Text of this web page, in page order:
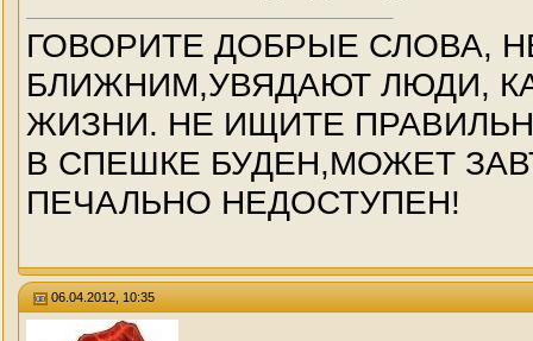
ГОВОРИТЕ ДОБРЫЕ СЛОВА,
БЛИЖНИМ,УВЯДАЮТ ЛЮДИ,
ЖИЗНИ. НЕ ИЩИТЕ
В СПЕШКЕ БУДЕН,МОЖЕТ
ПЕЧАЛЬНО НЕДОСТУПЕН!
06.04.2012, 10:35